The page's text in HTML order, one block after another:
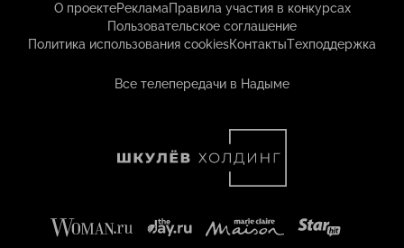
О проектеРекламаПравила участия в конкурсах
Пользовательское соглашение
Политика использования cookiesКонтактыТехподдержка
Все телепередачи в Надыме